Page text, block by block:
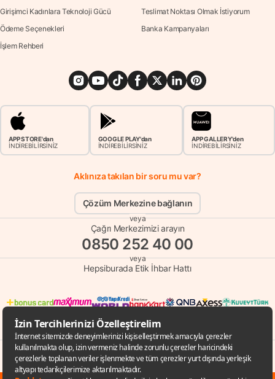
Girişimci Kadınlara Teknoloji Gücü
Teslimat Noktası Olmak İstiyorum
Ödeme Seçenekleri
Banka Kampanyaları
İşlem Rehberi
APP STORE'dan
İNDİREBİLİRSİNİZ
GOOGLE PLAY'dan
İNDİREBİLİRSİNİZ
APP GALLERY'den
İNDİREBİLİRSİNİZ
Aklınıza takılan bir soru mu var?
Çözüm Merkezine bağlanın
veya
Çağrı Merkezimizi arayın
0850 252 40 00
veya
Hepsiburada Etik İhbar Hattı